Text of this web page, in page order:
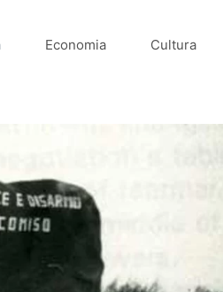
Economia Cultura